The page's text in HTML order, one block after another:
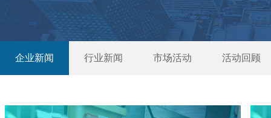
企业新闻 行业新闻 市场活动 活动回顾